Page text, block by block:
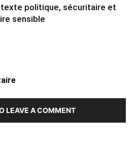
politique, sécuritaire et
sensible
LEAVE A COMMENT